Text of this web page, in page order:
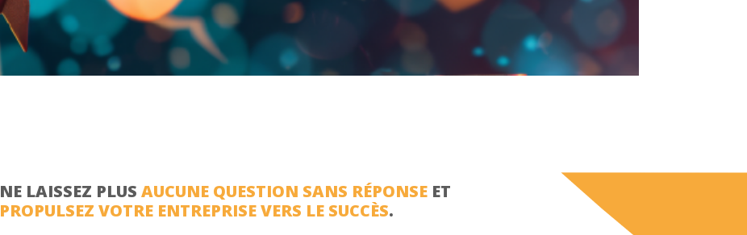
NE LAISSEZ PLUSAUCUNE QUESTION SANS RÉPONSE ET
PROPULSEZ VOTRE ENTREPRISE VERS LE SUCCÈS.